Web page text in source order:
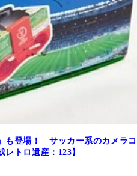
も登場！ サッカー系のカメラコ
トロ遺産：123】